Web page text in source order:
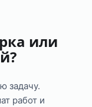
или
задачу.
работ и